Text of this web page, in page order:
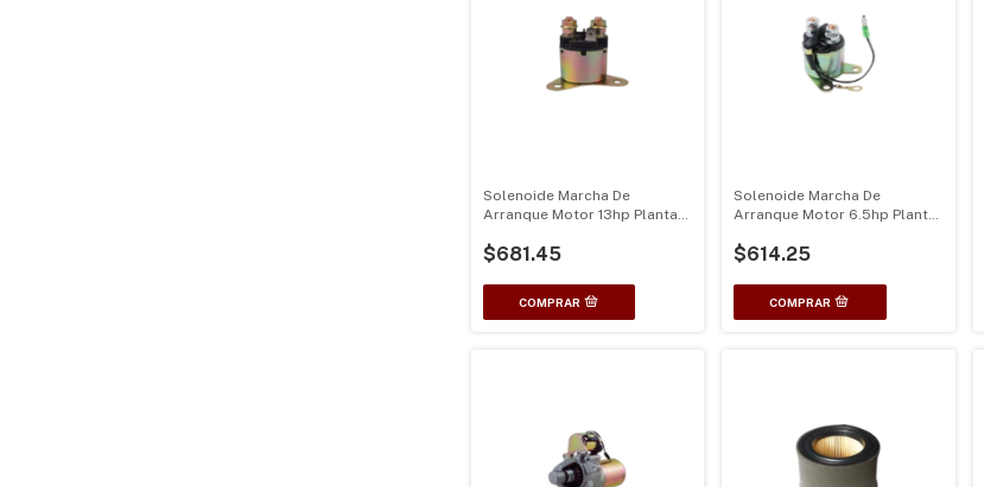
Solenoide Marcha De
Arranque Motor 13hp Planta
$681.45
Solenoide Marcha De
Arranque Motor 6.5hp Planta
$614.25